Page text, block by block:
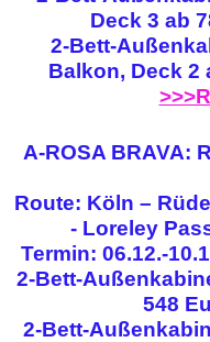
Deck 3 ab
2-Bett-
Balkon, Deck 2
A-ROSA BRAVA:
Route: Köln –
- Loreley
Termin: 06.12.-
2-Bett-
548
2-Bett-